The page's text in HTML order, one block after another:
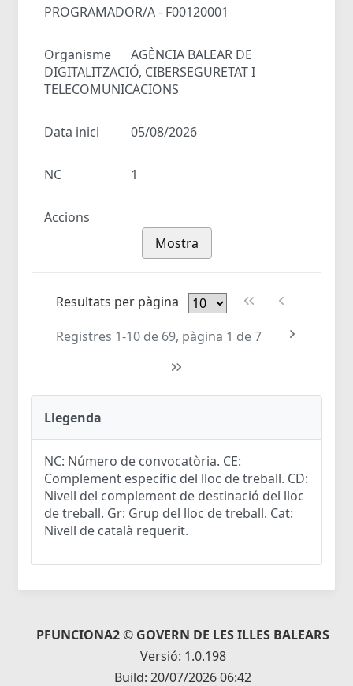
PROGRAMADOR/A - F00120001
Organisme
AGÈNCIA BALEAR DE
DIGITALITZACIÓ, CIBERSEGURETAT I
TELECOMUNICACIONS
Data inici 05/08/2026
NC 1
Accions
Mostra
Resultats per pàgina
Registres 1-10 de 69, pàgina 1 de 7
Llegenda
NC: Número de convocatòria. CE:
Complement específic del lloc de treball. CD:
Nivell del complement de destinació del lloc
de treball. Gr: Grup del lloc de treball. Cat:
Nivell de català requerit.
PFUNCIONA2 © GOVERN DE LES ILLES BALEARS
Versió: 1.0.198
Build: 20/07/2026 06:42